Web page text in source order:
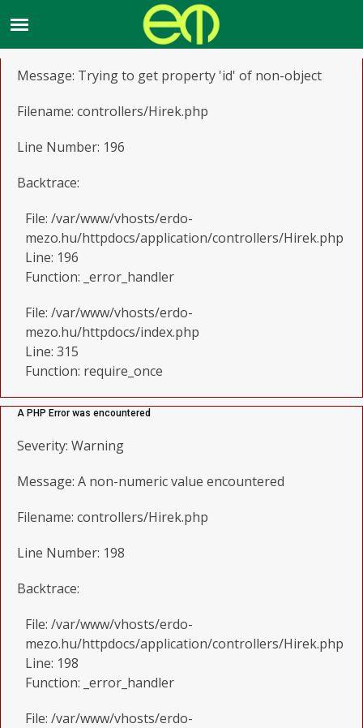
A PHP Error was encountered
Message: Trying to get property 'id' of non-object
Filename: controllers/Hirek.php
Line Number: 196
Backtrace:
File: /var/www/vhosts/erdo-
mezo.hu/httpdocs/application/controllers/Hirek.php
Line: 196
Function: _error_handler
File: /var/www/vhosts/erdo-
mezo.hu/httpdocs/index.php
Line: 315
Function: require_once
A PHP Error was encountered
Severity: Warning
Message: A non-numeric value encountered
Filename: controllers/Hirek.php
Line Number: 198
Backtrace:
File: /var/www/vhosts/erdo-
mezo.hu/httpdocs/application/controllers/Hirek.php
Line: 198
Function: _error_handler
File: /var/www/vhosts/erdo-